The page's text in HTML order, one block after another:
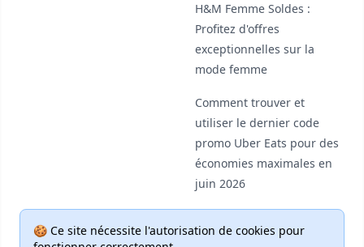
🍪 Ce site nécessite l'autorisation de cookies pour
H&M Femme Soldes :
Profitez d'offres
exceptionnelles sur la
mode femme
Comment trouver et
utiliser le dernier code
promo Uber Eats pour des
économies maximales en
juin 2026